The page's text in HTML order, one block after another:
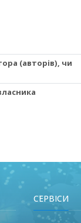
(авторів), чи
СЕРВІСИ